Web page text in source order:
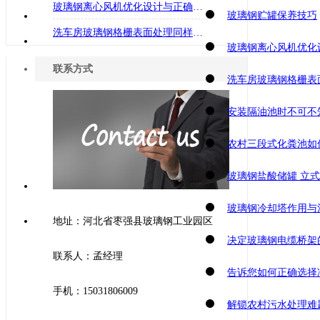
玻璃钢离心风机优化设计与正确使用方法
洗车房玻璃钢格栅表面处理同样重要
联系方式
地址：河北省枣强县玻璃钢工业园区
联系人：孟经理
手机：15031806009
玻璃钢贮罐保养技巧
玻璃钢离心风机优
洗车房玻璃钢格栅
安装隔油池时不可不
农村三段式化粪池如
玻璃钢盐酸储罐 立
玻璃钢冷却塔作用与
决定玻璃钢电缆桥
告诉您如何正确选择
解锁农村污水处理